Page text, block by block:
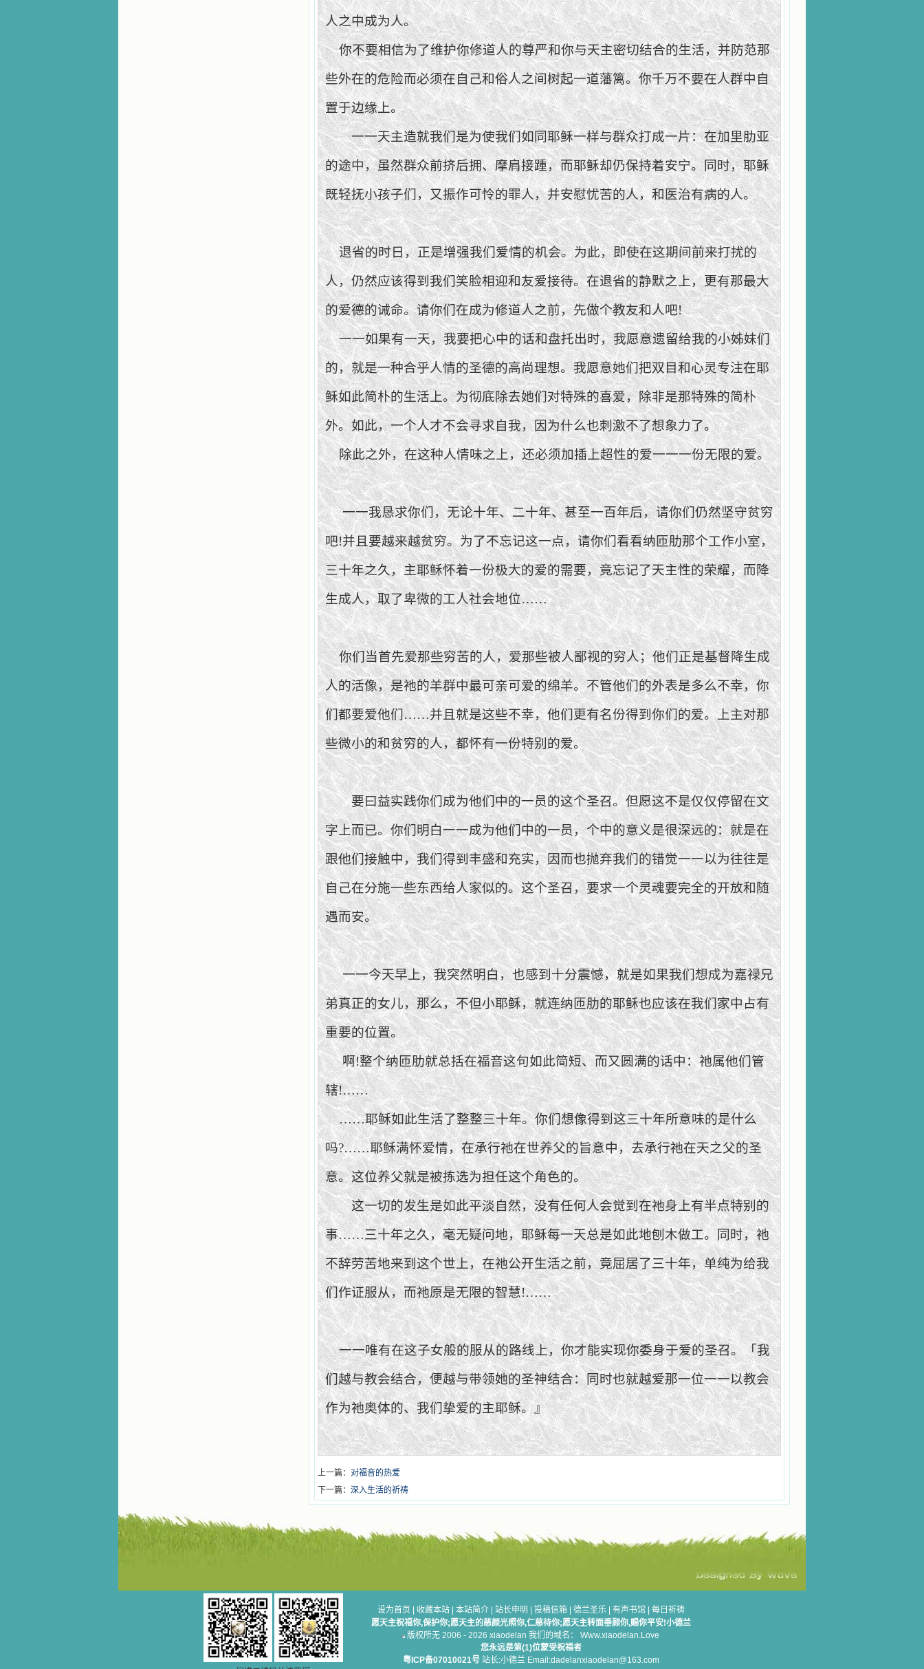
人之中成为人。
你不要相信为了维护你修道人的尊严和你与天主密切结合的生活，并防范那
些外在的危险而必须在自己和俗人之间树起一道藩篱。你千万不要在人群中自
置于边缘上。
一一天主造就我们是为使我们如同耶稣一样与群众打成一片：在加里肋亚
的途中，虽然群众前挤后拥、摩肩接踵，而耶稣却仍保持着安宁。同时，耶稣
既轻抚小孩子们，又振作可怜的罪人，并安慰忧苦的人，和医治有病的人。
退省的时日，正是增强我们爱情的机会。为此，即使在这期间前来打扰的
人，仍然应该得到我们笑脸相迎和友爱接待。在退省的静默之上，更有那最大
的爱德的诫命。请你们在成为修道人之前，先做个教友和人吧!
一一如果有一天，我要把心中的话和盘托出时，我愿意遗留给我的小姊妹们
的，就是一种合乎人情的圣德的高尚理想。我愿意她们把双目和心灵专注在耶
稣如此简朴的生活上。为彻底除去她们对特殊的喜爱，除非是那特殊的简朴
外。如此，一个人才不会寻求自我，因为什么也刺激不了想象力了。
除此之外，在这种人情味之上，还必须加插上超性的爱一一一份无限的爱。
一一我恳求你们，无论十年、二十年、甚至一百年后，请你们仍然坚守贫穷
吧!并且要越来越贫穷。为了不忘记这一点，请你们看看纳匝肋那个工作小室，
三十年之久，主耶稣怀着一份极大的爱的需要，竟忘记了天主性的荣耀，而降
生成人，取了卑微的工人社会地位……
你们当首先爱那些穷苦的人，爱那些被人鄙视的穷人；他们正是基督降生成
人的活像，是祂的羊群中最可亲可爱的绵羊。不管他们的外表是多么不幸，你
们都要爱他们……并且就是这些不幸，他们更有名份得到你们的爱。上主对那
些微小的和贫穷的人，都怀有一份特别的爱。
要曰益实践你们成为他们中的一员的这个圣召。但愿这不是仅仅停留在文
字上而已。你们明白一一成为他们中的一员，个中的意义是很深远的：就是在
跟他们接触中，我们得到丰盛和充实，因而也抛弃我们的错觉一一以为往往是
自己在分施一些东西给人家似的。这个圣召，要求一个灵魂要完全的开放和随
遇而安。
一一今天早上，我突然明白，也感到十分震憾，就是如果我们想成为嘉禄兄
弟真正的女儿，那么，不但小耶稣，就连纳匝肋的耶稣也应该在我们家中占有
重要的位置。
啊!整个纳匝肋就总括在福音这句如此简短、而又圆满的话中：祂属他们管
辖!……
……耶稣如此生活了整整三十年。你们想像得到这三十年所意味的是什么
吗?……耶稣满怀爱情，在承行祂在世养父的旨意中，去承行祂在天之父的圣
意。这位养父就是被拣选为担任这个角色的。
这一切的发生是如此平淡自然，没有任何人会觉到在祂身上有半点特别的
事……三十年之久，毫无疑问地，耶稣每一天总是如此地刨木做工。同时，祂
不辞劳苦地来到这个世上，在祂公开生活之前，竟屈居了三十年，单纯为给我
们作证服从，而祂原是无限的智慧!……
一一唯有在这子女般的服从的路线上，你才能实现你委身于爱的圣召。「我
们越与教会结合，便越与带领她的圣神结合：同时也就越爱那一位一一以教会
作为祂奥体的、我们挚爱的主耶稣。』
上一篇： 对福音的热爱
下一篇： 深入生活的祈祷
设为首页 收藏本站 本站简介 站长申明 投稿信箱 德兰圣乐 有声书馆
每日祈祷
愿天主祝福你,保护你;愿天主的慈颜光照你,仁慈待你;愿天主转面垂顾你,赐你平安!小德兰
版权所无 2006 - 2026 xiaodelan 我们的域名： Www.xiaodelan.Love
您永远是第(1)位蒙受祝福者
粤ICP备07010021号 站长:小德兰 Email:dadelanxiaodelan@163.com